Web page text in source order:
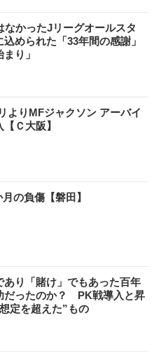
なかったJリーグオールスタ
められた「33年間の感謝」
り」
よりMFジャクソン アーバイ
Ｃ大阪】
の負傷【磐田】
あり「賭け」でもあった百年
だったのか？ PK戦導入と昇
定を超えた”もの